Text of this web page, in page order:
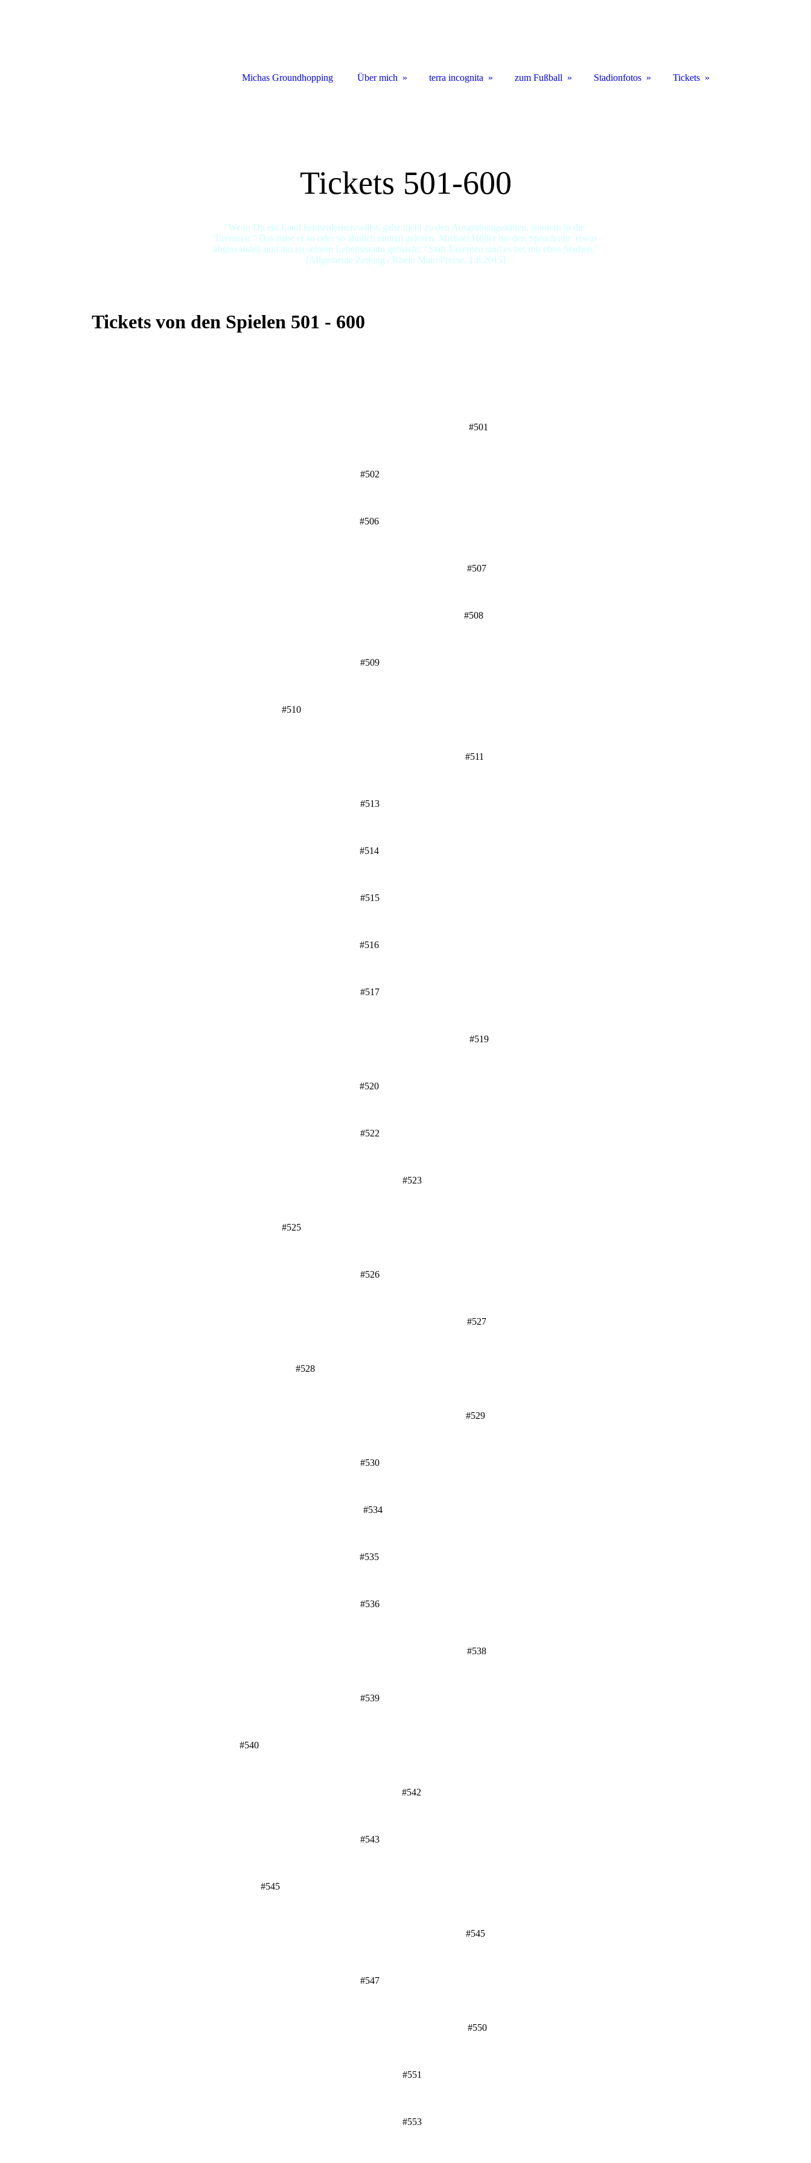
Tickets 501-600
"Wenn Du ein Land kennenlernen willst, gehe nicht zu den Ausgrabungsstätten, sondern in die
Tavernen." Das habe er so oder so ähnlich einmal gelesen. Michael Höller hat den Spruch nur etwas
abgewandelt und ihn zu seinem Lebensmotto gemacht: "Statt Tavernen sind es bei mir eben Stadien."
[Allgemeine Zeitung / Rhein Main Presse, 1.8.2015]
Tickets von den Spielen 501 - 600
#501
#502
#506
#507
#508
#509
#510
#511
#513
#514
#515
#516
#517
#519
#520
#522
#523
#525
#526
#527
#528
#529
#530
#534
#535
#536
#538
#539
#540
#542
#543
#545
#545
#547
#550
#551
#553
Michas Groundhopping Über mich terra incognita zum Fußball Stadionfotos Tickets